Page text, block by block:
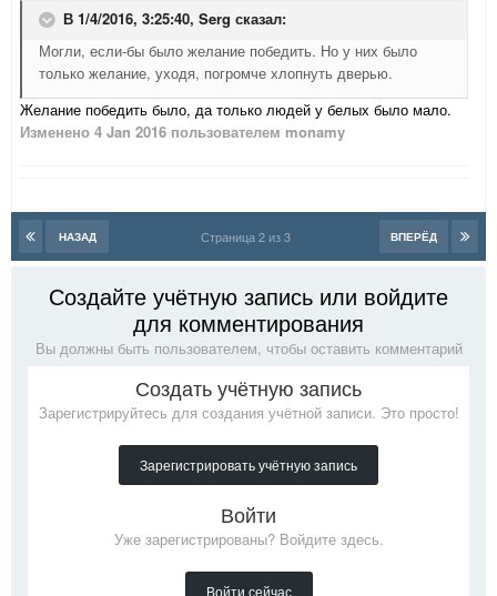
В 1/4/2016, 3:25:40, Serg сказал:
Могли, если-бы было желание победить. Но у них было
только желание, уходя, погромче хлопнуть дверью.
Желание победить было, да только людей у белых было мало.
Изменено 4 Jan 2016 пользователем monamy
НАЗАД ВПЕРЁД
Страница 2 из 3
Создайте учётную запись или войдите
для комментирования
Вы должны быть пользователем, чтобы оставить комментарий
Создать учётную запись
Зарегистрируйтесь для создания учётной записи. Это просто!
Зарегистрировать учётную запись
Войти
Уже зарегистрированы? Войдите здесь.
Войти сейчас